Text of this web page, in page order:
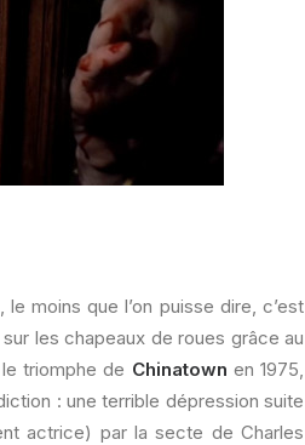
moins que l’on puisse dire, c’est
les chapeaux de roues grâce au
triomphe de Chinatown en 1975,
: une terrible dépression suite
actrice) par la secte de Charles